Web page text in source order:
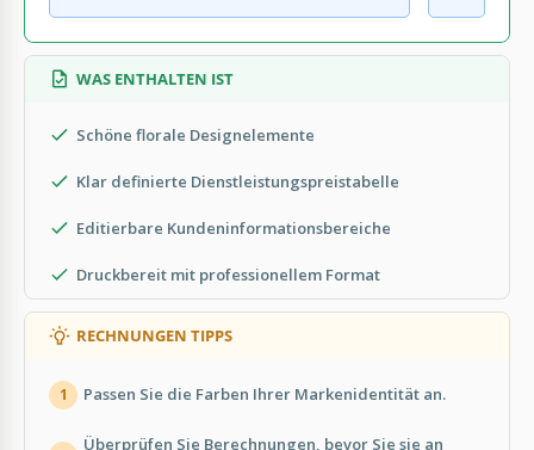
WAS ENTHALTEN IST
Schöne florale Designelemente
Klar definierte Dienstleistungspreistabelle
Editierbare Kundeninformationsbereiche
Druckbereit mit professionellem Format
RECHNUNGEN TIPPS
1 Passen Sie die Farben Ihrer Markenidentität an.
Überprüfen Sie Berechnungen, bevor Sie sie an